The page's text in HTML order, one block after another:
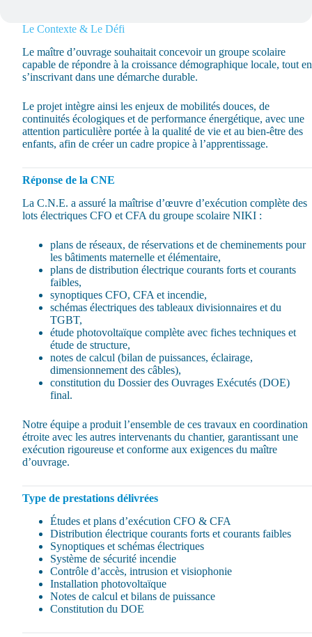
Le Contexte & Le Défi
Le maître d’ouvrage souhaitait concevoir un groupe scolaire
capable de répondre à la croissance démographique locale, tout en
s’inscrivant dans une démarche durable.
Le projet intègre ainsi les enjeux de mobilités douces, de
continuités écologiques et de performance énergétique, avec une
attention particulière portée à la qualité de vie et au bien-être des
enfants, afin de créer un cadre propice à l’apprentissage.
Réponse de la CNE
La C.N.E. a assuré la maîtrise d’œuvre d’exécution complète des
lots électriques CFO et CFA du groupe scolaire NIKI :
plans de réseaux, de réservations et de cheminements pour
les bâtiments maternelle et élémentaire,
plans de distribution électrique courants forts et courants
faibles,
synoptiques CFO, CFA et incendie,
schémas électriques des tableaux divisionnaires et du
TGBT,
étude photovoltaïque complète avec fiches techniques et
étude de structure,
notes de calcul (bilan de puissances, éclairage,
dimensionnement des câbles),
constitution du Dossier des Ouvrages Exécutés (DOE)
final.
Notre équipe a produit l’ensemble de ces travaux en coordination
étroite avec les autres intervenants du chantier, garantissant une
exécution rigoureuse et conforme aux exigences du maître
d’ouvrage.
Type de prestations délivrées
Études et plans d’exécution CFO & CFA
Distribution électrique courants forts et courants faibles
Synoptiques et schémas électriques
Système de sécurité incendie
Contrôle d’accès, intrusion et visiophonie
Installation photovoltaïque
Notes de calcul et bilans de puissance
Constitution du DOE